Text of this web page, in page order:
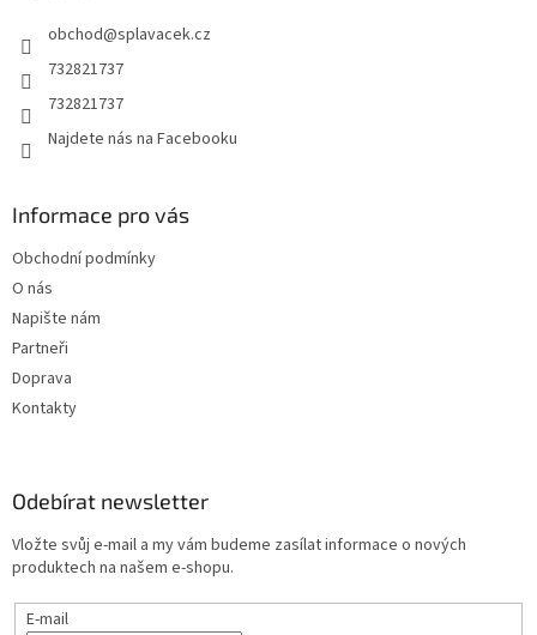
obchod@splavacek.cz
732821737
732821737
Najdete nás na Facebooku
Informace pro vás
Obchodní podmínky
O nás
Napište nám
Partneři
Doprava
Kontakty
Odebírat newsletter
Vložte svůj e-mail a my vám budeme zasílat informace o nových
produktech na našem e-shopu.
E-mail